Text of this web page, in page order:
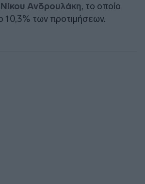
Ανδρουλάκη, το οποίο
10,3% των προτιμήσεων.